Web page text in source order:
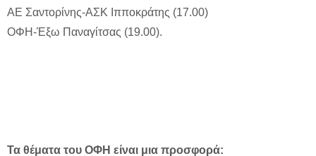
ΑΕ Σαντορίνης-ΑΣΚ Ιπποκράτης (17.00)
ΟΦΗ-Έξω Παναγίτσας (19.00).
Τα θέματα του ΟΦΗ είναι μια προσφορά: